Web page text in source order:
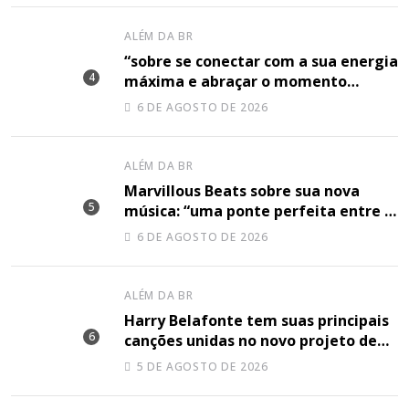
ALÉM DA BR
“sobre se conectar com a sua energia
máxima e abraçar o momento
plenamente”, disse Shery M sobre
6 DE AGOSTO DE 2026
ALÉM DA BR
Marvillous Beats sobre sua nova
música: “uma ponte perfeita entre o
hip-hop underground e a elegância
6 DE AGOSTO DE 2026
ALÉM DA BR
Harry Belafonte tem suas principais
canções unidas no novo projeto de
Sir5 DE AGOSTO DE 2026